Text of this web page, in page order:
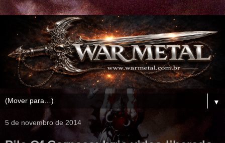
▼
5 de novembro de 2014